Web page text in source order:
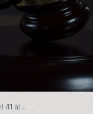
al ...